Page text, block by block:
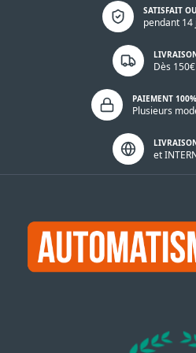
SATISFAIT
pendant 14
Politique de confidentialité
Dès 150€
PAIEMENT
Plusieurs
et